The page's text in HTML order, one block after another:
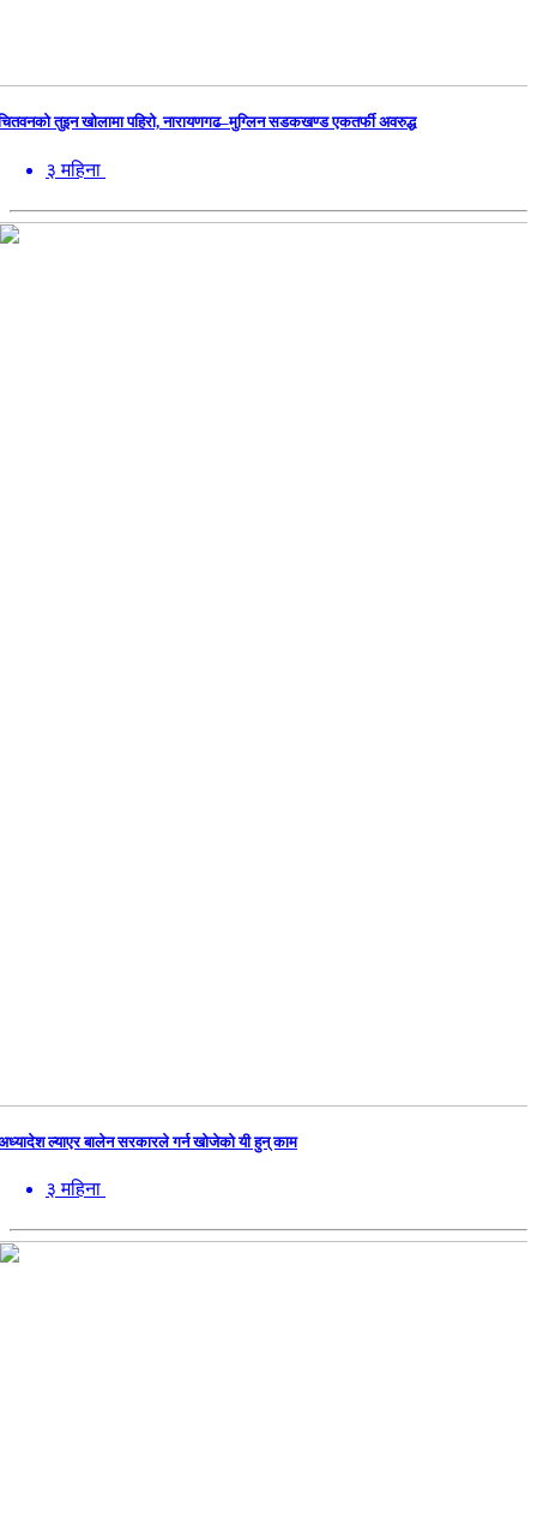
तुइन खोलामा पहिरो, नारायणगढ–मुग्लिन सडकखण्ड एकतर्फी अवरुद्ध
३ महिना
ल्याएर बालेन सरकारले गर्न खोजेको यी हुन् काम
३ महिना